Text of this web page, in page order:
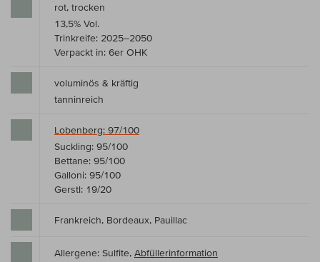
rot, trocken
13,5% Vol.
Trinkreife: 2025–2050
Verpackt in: 6er OHK
voluminös & kräftig
tanninreich
Lobenberg: 97/100
Suckling: 95/100
Bettane: 95/100
Galloni: 95/100
Gerstl: 19/20
Frankreich, Bordeaux, Pauillac
Allergene: Sulfite, Abfüllerinformation